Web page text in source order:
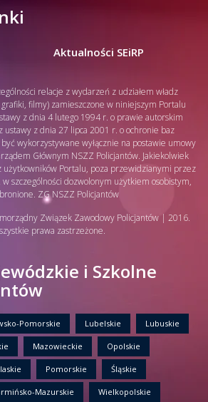
Aktualności SEiRP
relacje z wydarzeń z udziałem władz
filmy) zamieszczone w niniejszym Portalu
z dnia 4 lutego 1994 r. o prawie autorskim
ustawy z dnia 27 lipca 2001 r. o ochronie baz
wykorzystywane wyłącznie na postawie umowy
Głównym NSZZ Policjantów. Jakiekolwiek
użytkowników Portalu, poza przewidzianymi przez
szczególności dozwolonym użytkiem osobistym,
ZG NSZZ Policjantów
Związek Zawodowy Policjantów | 2016.
prawa zastrzeżone.
i Szkolne
Pomorskie Lubelskie Lubuskie
Mazowieckie Opolskie
Pomorskie Śląskie
Mazurskie Wielkopolskie